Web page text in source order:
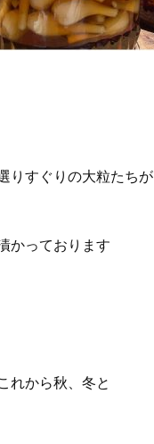
りすぐりの大粒たちが
かっております
れから秋、冬と